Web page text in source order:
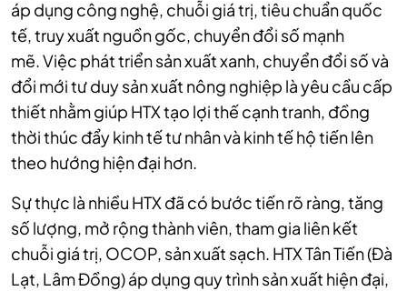
áp dụng công nghệ, chuỗi giá trị, tiêu chuẩn quốc
tế, truy xuất nguồn gốc, chuyển đổi số mạnh
mẽ.Việc phát triển sản xuất xanh, chuyển đổi số và
đổi mới tư duy sản xuất nông nghiệp là yêu cầu cấp
thiết nhằm giúp HTX tạo lợi thế cạnh tranh, đồng
thời thúc đẩy kinh tế tư nhân và kinh tế hộ tiến lên
theo hướng hiện đại hơn.
Sự thực là nhiều HTX đã có bước tiến rõ ràng, tăng
số lượng, mở rộng thành viên, tham gia liên kết
chuỗi giá trị, OCOP, sản xuất sạch. HTX Tân Tiến (Đà
Lạt, Lâm Đồng) áp dụng quy trình sản xuất hiện đại,